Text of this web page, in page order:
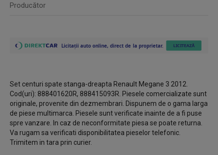
Producător
Set centuri spate stanga-dreapta Renault Megane 3 2012.
Cod(uri): 888401620R, 888415093R. Piesele comercializate sunt
originale, provenite din dezmembrari. Dispunem de o gama larga
de piese multimarca. Piesele sunt verificate inainte de a fi puse
spre vanzare. In caz de neconformitate piesa se poate returna.
Va rugam sa verificati disponibilitatea pieselor telefonic.
Trimitem in tara prin curier.